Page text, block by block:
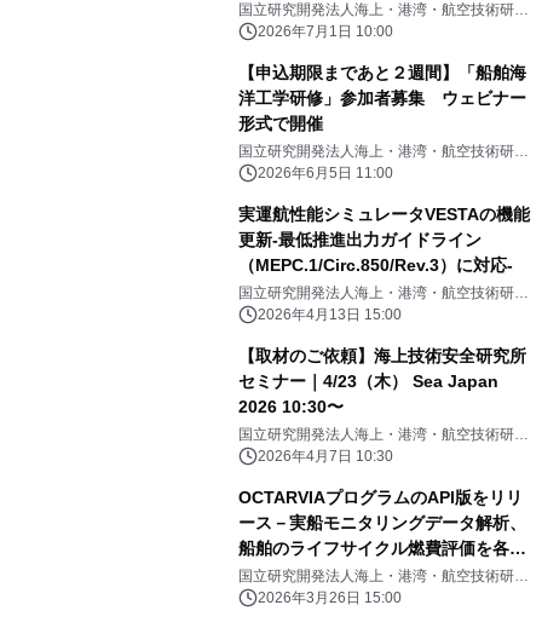
国立研究開発法人海上・港湾・航空技術研究
所 海上技術安全研究所
2026年7月1日 10:00
【申込期限まであと２週間】「船舶海
洋工学研修」参加者募集 ウェビナー
形式で開催
国立研究開発法人海上・港湾・航空技術研究
所 海上技術安全研究所
2026年6月5日 11:00
実運航性能シミュレータVESTAの機能
更新-最低推進出力ガイドライン
（MEPC.1/Circ.850/Rev.3）に対応-
国立研究開発法人海上・港湾・航空技術研究
所 海上技術安全研究所
2026年4月13日 15:00
【取材のご依頼】海上技術安全研究所
セミナー｜4/23（木） Sea Japan
2026 10:30〜
国立研究開発法人海上・港湾・航空技術研究
所 海上技術安全研究所
2026年4月7日 10:30
OCTARVIAプログラムのAPI版をリリ
ース－実船モニタリングデータ解析、
船舶のライフサイクル燃費評価を各社
アプリケーションに組込可能に－
国立研究開発法人海上・港湾・航空技術研究
所 海上技術安全研究所
2026年3月26日 15:00